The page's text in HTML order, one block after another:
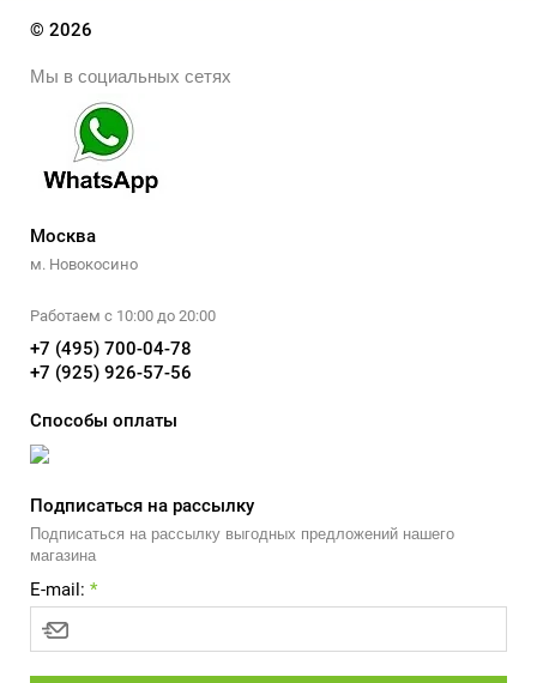
© 2026
Мы в социальных сетях
Москва
м. Новокосино
Работаем с 10:00 до 20:00
+7 (495) 700-04-78
+7 (925) 926-57-56
Способы оплаты
Подписаться на рассылку
Подписаться на рассылку выгодных предложений нашего
магазина
E-mail: *